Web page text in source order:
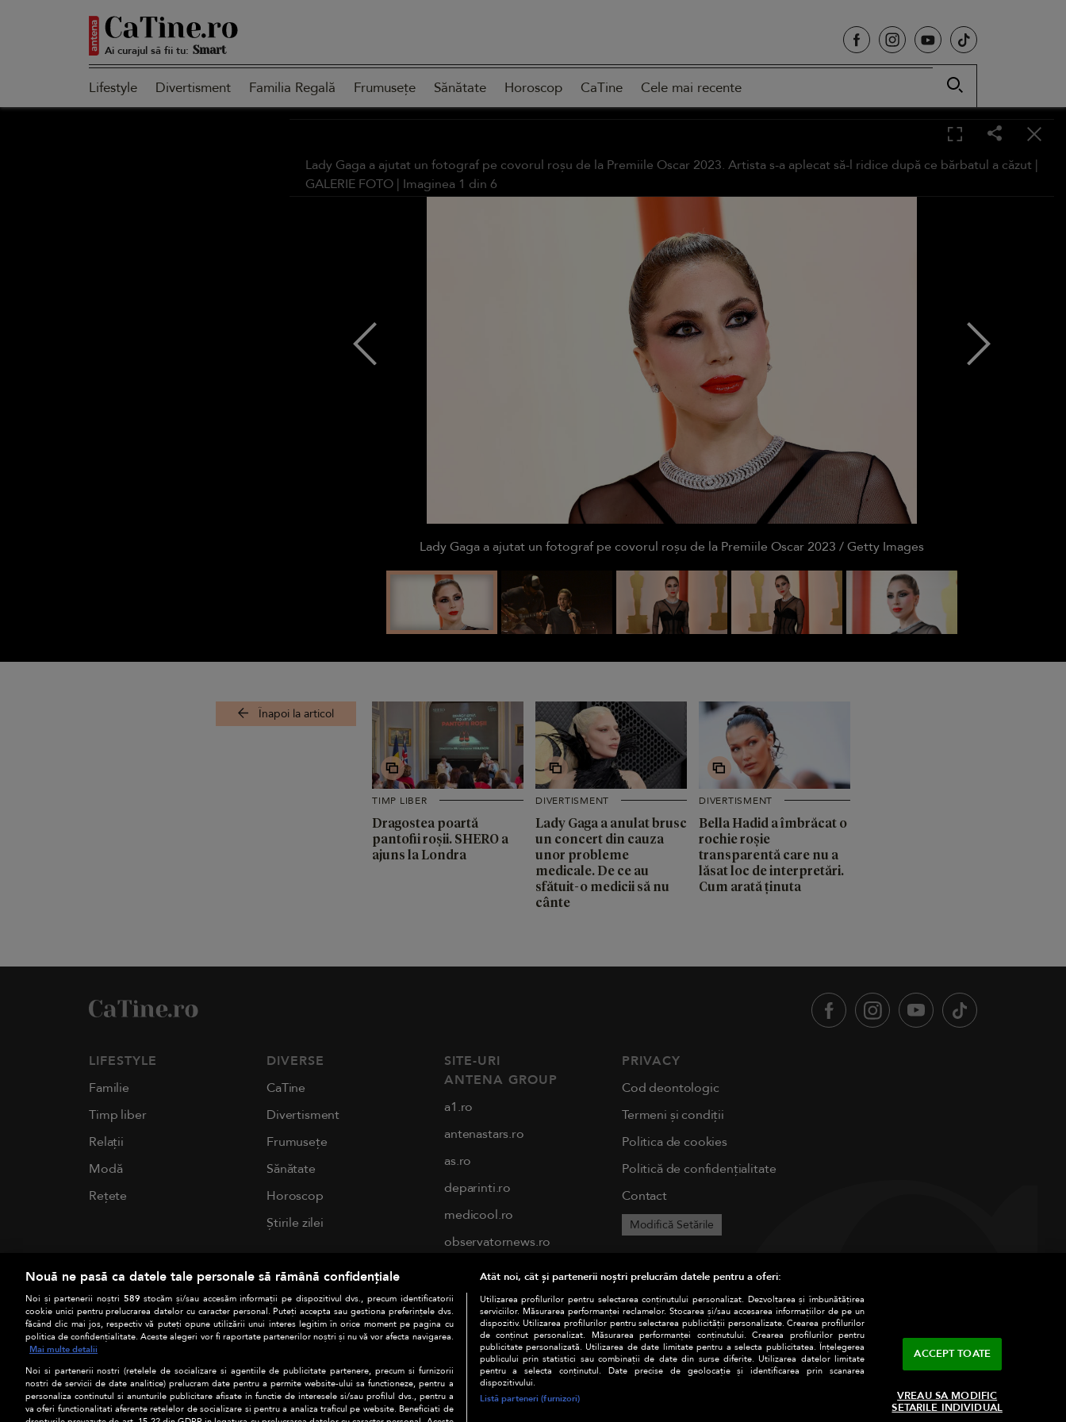
Ai curajul să fii tu: Smart
Lifestyle Divertisment Familia Regală Frumusețe Sănătate Horoscop CaTine Cele mai recente
Lady Gaga a ajutat un fotograf pe covorul roșu de la Premiile Oscar 2023. Artista s-a aplecat să-l ridice după ce bărbatul a căzut |
GALERIE FOTO | Imaginea 1 din 6
Lady Gaga a ajutat un fotograf pe covorul roșu de la Premiile Oscar 2023 / Getty Images
Înapoi la articol
TIMP LIBER
Dragostea poartă
pantofii roșii. SHERO a
ajuns la Londra
DIVERTISMENT
Lady Gaga a anulat brusc
un concert din cauza
unor probleme
medicale. De ce au
sfătuit-o medicii să nu
cânte
DIVERTISMENT
Bella Hadid a îmbrăcat o
rochie roșie
transparentă care nu a
lăsat loc de interpretări.
Cum arată ținuta
LIFESTYLE
Familie
Timp liber
Relații
Modă
Rețete
DIVERSE
CaTine
Divertisment
Frumusețe
Sănătate
Horoscop
Știrile zilei
SITE-URI
ANTENA GROUP
a1.ro
antenastars.ro
as.ro
deparinti.ro
medicool.ro
observatornews.ro
spynews.ro
tvhappy.ro
useit.ro
chefi.ro
zutv.ro
Trends AntenaPLAY
PRIVACY
Cod deontologic
Termeni și condiții
Politica de cookies
Politică de confidențialitate
Contact
Modifică Setările
Nouă ne pasă ca datele tale personale să rămână confidențiale
Noi și partenerii noștri 589 stocăm și/sau accesăm informații pe dispozitivul dvs., precum identificatorii
cookie unici pentru prelucrarea datelor cu caracter personal. Puteți accepta sau gestiona preferințele dvs.
făcând clic mai jos, respectiv vă puteți opune utilizării unui interes legitim în orice moment pe pagina cu
politica de confidențialitate. Aceste alegeri vor fi raportate partenerilor noștri și nu vă vor afecta navigarea.
Mai multe detalii
Noi si partenerii nostri (retelele de socializare si agentiile de publicitate partenere, precum si furnizorii
nostri de servicii de date analitice) prelucram date pentru a permite website-ului sa functioneze, pentru a
personaliza continutul si anunturile publicitare afisate in functie de interesele si/sau profilul dvs., pentru a
va oferi functionalitati aferente retelelor de socializare si pentru a analiza traficul pe website. Beneficiati de
Atât noi, cât și partenerii noștri prelucrăm datele pentru a oferi:
Utilizarea profilurilor pentru selectarea conținutului personalizat. Dezvoltarea și îmbunătățirea
serviciilor. Măsurarea performanței reclamelor. Stocarea și/sau accesarea informațiilor de pe un
dispozitiv. Utilizarea profilurilor pentru selectarea publicității personalizate. Crearea profilurilor
de conținut personalizat. Măsurarea performanței conținutului. Crearea profilurilor pentru
publicitate personalizată. Utilizarea de date limitate pentru a selecta publicitatea. Înțelegerea
publicului prin statistici sau combinații de date din surse diferite. Utilizarea datelor limitate
pentru a selecta conținutul. Date precise de geolocație și identificarea prin scanarea
dispozitivului.
Listă parteneri (furnizori)
ACCEPT TOATE
VREAU SA MODIFIC
SETARILE INDIVIDUAL